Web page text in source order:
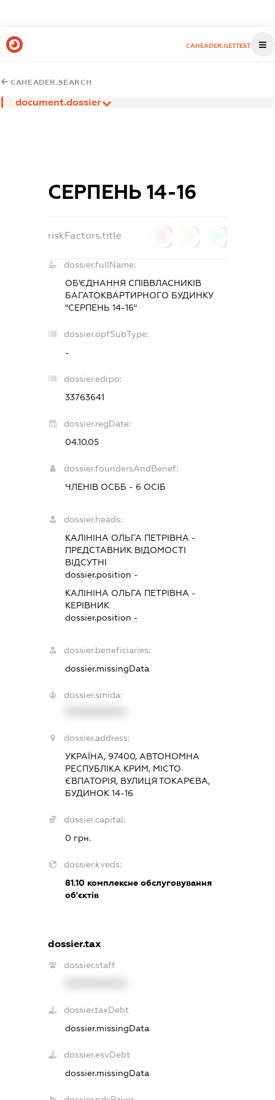
CAHEADER.GETTEST
CAHEADER.SEARCH
document.dossier
СЕРПЕНЬ 14-16
riskFactors.title
dossier.fullName:
ОБ'ЄДНАННЯ СПІВВЛАСНИКІВ
БАГАТОКВАРТИРНОГО БУДИНКУ
"СЕРПЕНЬ 14-16"
dossier.opfSubType:
-
dossier.edrpo:
33763641
dossier.regDate:
04.10.05
dossier.foundersAndBenef:
ЧЛЕНІВ ОСББ - 6 ОСІБ
dossier.heads:
КАЛІНІНА ОЛЬГА ПЕТРІВНА -
ПРЕДСТАВНИКВІДОМОСТІ
ВІДСУТНІ
dossier.position -
КАЛІНІНА ОЛЬГА ПЕТРІВНА -
КЕРІВНИК
dossier.position -
dossier.beneficiaries:
dossier.missingData
dossier.smida:
dossier.address:
УКРАЇНА, 97400, АВТОНОМНА
РЕСПУБЛІКА КРИМ, МІСТО
ЄВПАТОРІЯ, ВУЛИЦЯ ТОКАРЄВА,
БУДИНОК 14-16
dossier.capital:
0 грн.
dossier.kveds:
81.10комплексне обслуговування
об'єктів
dossier.tax
dossier.staff
dossier.taxDebt
dossier.missingData
dossier.esvDebt
dossier.missingData